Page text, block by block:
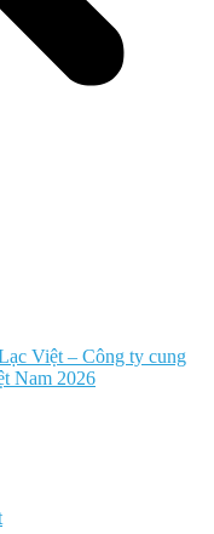
Việt – Công ty cung
Nam 2026